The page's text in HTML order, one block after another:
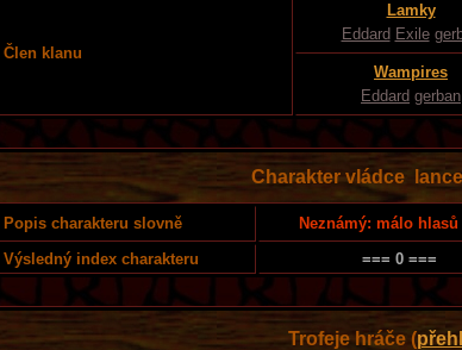
Člen klanu
Lamky
Eddard Exile
Wampires
Eddard gerban
Charakter vládce
Popis charakteru slovně Neznámý: málo hlasů
Výsledný index charakteru
=== 0 ===
Trofeje hráče (